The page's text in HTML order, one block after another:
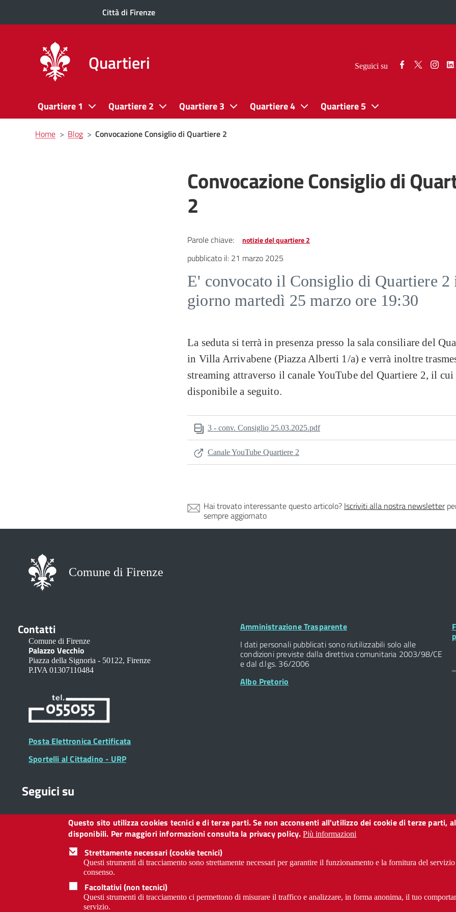
Città di Firenze
Quartieri Seguici su
SeguiciSeguici
Quartiere 1 Quartiere 2 Quartiere 3 Quartiere 4 Quartiere 5
Briciole
di
Home> Blog> Convocazione Consiglio di Quartiere 2
Convocazione Consiglio di
2
Parole chiave: notizie del quartiere 2
pubblicato il: 21 marzo 2025
E' convocato il Consiglio di Quartiere 2
giorno martedì 25 marzo ore 19:30
La seduta si terrà in presenza presso la sala consiliare del
in Villa Arrivabene (Piazza Alberti 1/a) e verrà inoltre
streaming attraverso il canale YouTube del Quartiere 2, il
disponibile a seguito.
3 - conv. Consiglio 25.03.2025.pdf
Canale YouTube Quartiere 2
Hai trovato interessante questo articolo? Iscriviti alla nostra newsletter
sempre aggiornato
Comune di Firenze
Contatti
Comune di Firenze
Palazzo Vecchio
Piazza della Signoria - 50122, Firenze
P.IVA 01307110484
Posta Elettronica Certificata
Sportelli al Cittadino - URP
Footer
Amministrazione Trasparente
I dati personali pubblicati sono riutilizzabili solo alle
condizioni previste dalla direttiva comunitaria 2003/98/CE
e dal d.lgs. 36/2006
Albo Pretorio
Seguici su
Collegamento
Facebook
Collegamento
a
Twitter
Collegamento
a
Instagram
Collegamento
a
LinkedIn
Collegamento
a
You
Tube
Collegamento
a
Telegram
Collegamento
a
Whatsapp
Redazione web Privacy Note legali
Questo sito utilizza cookies tecnici e di terze parti. Se non acconsenti all'utilizzo dei cookie di terze parti,
disponibili. Per maggiori informazioni consulta la privacy policy. Più informazioni
Strettamente necessari (cookie tecnici)
Questi strumenti di tracciamento sono strettamente necessari per garantire il funzionamento e la fornitura del
consenso.
Facoltativi (non tecnici)
Questi strumenti di tracciamento ci permettono di misurare il traffico e analizzare, in forma anonima, il tuo
servizio.